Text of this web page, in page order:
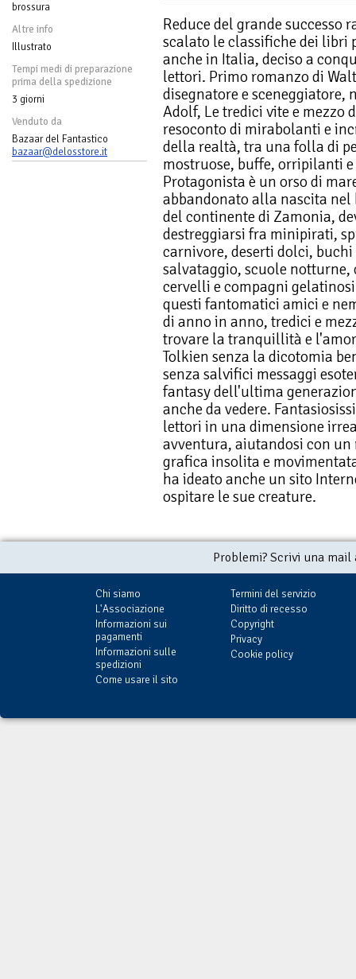
brossura
Altre info
Illustrato
Tempi medi di preparazione
prima della spedizione
3 giorni
Venduto da
Bazaar del Fantastico
bazaar@delosstore.it
Reduce del grande successo
scalato le classifiche dei libri
anche in Italia, deciso a
lettori. Primo romanzo di
disegnatore e sceneggiatore,
Adolf, Le tredici vite e mezzo
resoconto di mirabolanti e
della realtà, tra una folla di
mostruose, buffe, orripilanti
Protagonista è un orso di
abbandonato alla nascita
del continente di Zamonia,
destreggiarsi fra minipirati,
carnivore, deserti dolci,
salvataggio, scuole notturne,
cervelli e compagni
questi fantomatici amici e
di anno in anno, tredici e
trovare la tranquillità e
Tolkien senza la dicotomia
senza salvifici messaggi
fantasy dell'ultima
anche da vedere.
lettori in una dimensione
avventura, aiutandosi con
grafica insolita e
ha ideato anche un sito
ospitare le sue creature.
Problemi? Scrivi una
Chi siamo
L'Associazione
Informazioni sui
pagamenti
Informazioni sulle
spedizioni
Come usare il sito
Termini del servizio
Diritto di recesso
Copyright
Privacy
Cookie policy